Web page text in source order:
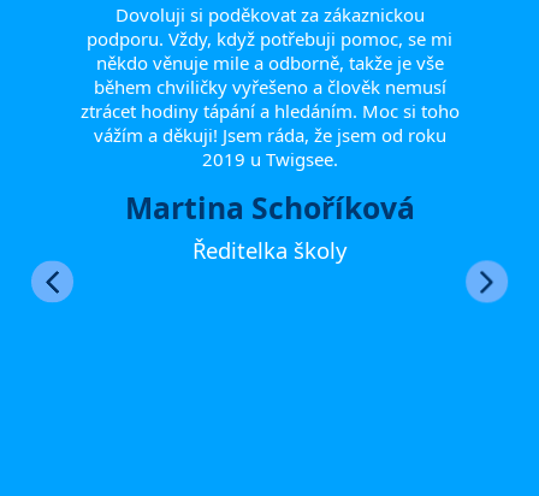
Dovoluji si poděkovat za zákaznickou
podporu. Vždy, když potřebuji pomoc, se mi
někdo věnuje mile a odborně, takže je vše
během chviličky vyřešeno a člověk nemusí
ztrácet hodiny tápání a hledáním. Moc si toho
vážím a děkuji! Jsem ráda, že jsem od roku
2019 u Twigsee.
Martina Schoříková
Ředitelka školy